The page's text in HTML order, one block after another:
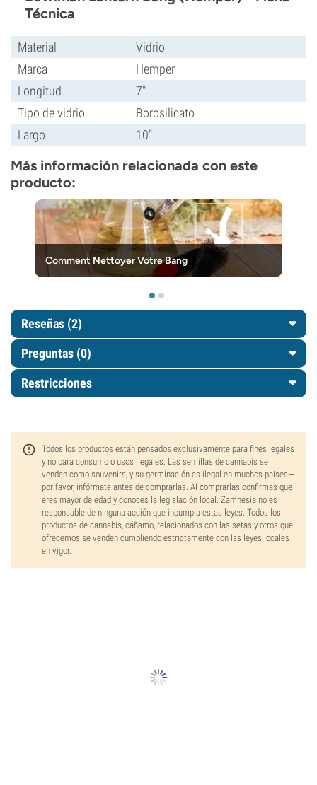
Técnica
Material
Vidrio
Marca
Hemper
Longitud
7"
Tipo de vidrio
Borosilicato
Largo
10"
Más información relacionada con este
producto:
Comment Nettoyer Votre Bang
Reseñas (2)
Preguntas (0)
Restricciones
Todos los productos están pensados exclusivamente para fines legales
y no para consumo o usos ilegales. Las semillas de cannabis se
venden como souvenirs, y su germinación es ilegal en muchos países—
por favor, infórmate antes de comprarlas. Al comprarlas confirmas que
eres mayor de edad y conoces la legislación local. Zamnesia no es
responsable de ninguna acción que incumpla estas leyes. Todos los
productos de cannabis, cáñamo, relacionados con las setas y otros que
ofrecemos se venden cumpliendo estrictamente con las leyes locales
en vigor.